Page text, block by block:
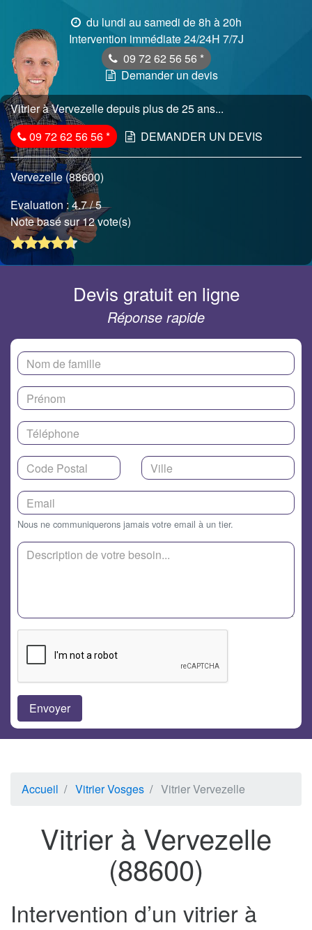
du lundi au samedi de 8h à 20h
Intervention immédiate 24/24H 7/7J
09 72 62 56 56 *
Demander un devis
Vitrier à Vervezelle depuis plus de 25 ans...
09 72 62 56 56* DEMANDER UN DEVIS
Vervezelle (88600)
Evaluation :4.7/ 5
Note basé sur 12 vote(s)
Devis gratuit en ligne
Réponse rapide
Nous ne communiquerons jamais votre email à un tier.
Accueil Vitrier Vosges Vitrier Vervezelle
Vitrier à Vervezelle
(88600)
Intervention d’un vitrier à